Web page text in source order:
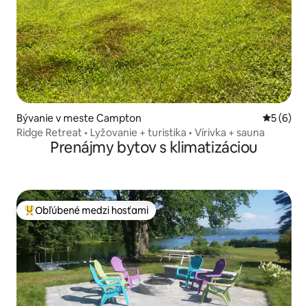
Bývanie v meste Campton
5 (6)
Ridge Retreat • Lyžovanie + turistika • Vírivka + sauna
Prenájmy bytov s klimatizáciou
Najobľúbenejšie medzi hosťami
Obľúbené medzi hosťami